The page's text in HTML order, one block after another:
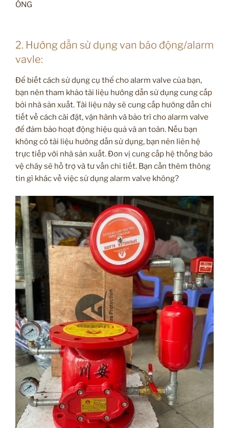
ỐNG
2. Hướng dẫn sử dụng van báo động/alarm
vavle:
Để biết cách sử dụng cụ thể cho alarm valve của bạn,
bạn nên tham khảo tài liệu hướng dẫn sử dụng cung cấp
bởi nhà sản xuất. Tài liệu này sẽ cung cấp hướng dẫn chi
tiết về cách cài đặt, vận hành và bảo trì cho alarm valve
để đảm bảo hoạt động hiệu quả và an toàn. Nếu bạn
không có tài liệu hướng dẫn sử dụng, bạn nên liên hệ
trực tiếp với nhà sản xuất. Đơn vị cung cấp hệ thống bảo
vệ cháy sẽ hỗ trợ và tư vấn chi tiết. Bạn cần thêm thông
tin gì khác về việc sử dụng alarm valve không?